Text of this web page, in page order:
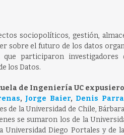
sociopolíticos, gestión,
sobre el futuro de los datos
que participaron
los Datos.
de Ingeniería UC
, Jorge Baier, Denis Parra
de la Universidad de Chile,
se sumaron los de la
Universidad Diego Portales y de